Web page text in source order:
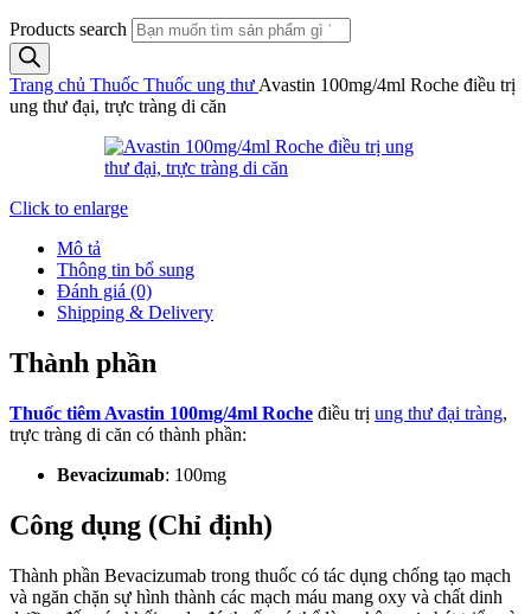
Products search
Trang chủ Thuốc Thuốc ung thư Avastin 100mg/4ml Roche điều trị
ung thư đại, trực tràng di căn
Click to enlarge
Mô tả
Thông tin bổ sung
Đánh giá (0)
Shipping & Delivery
Thành phần
Thuốc tiêm Avastin 100mg/4ml Roche điều trị ung thư đại tràng,
trực tràng di căn có thành phần:
Bevacizumab: 100mg
Công dụng (Chỉ định)
Thành phần Bevacizumab trong thuốc có tác dụng chống tạo mạch
và ngăn chặn sự hình thành các mạch máu mang oxy và chất dinh